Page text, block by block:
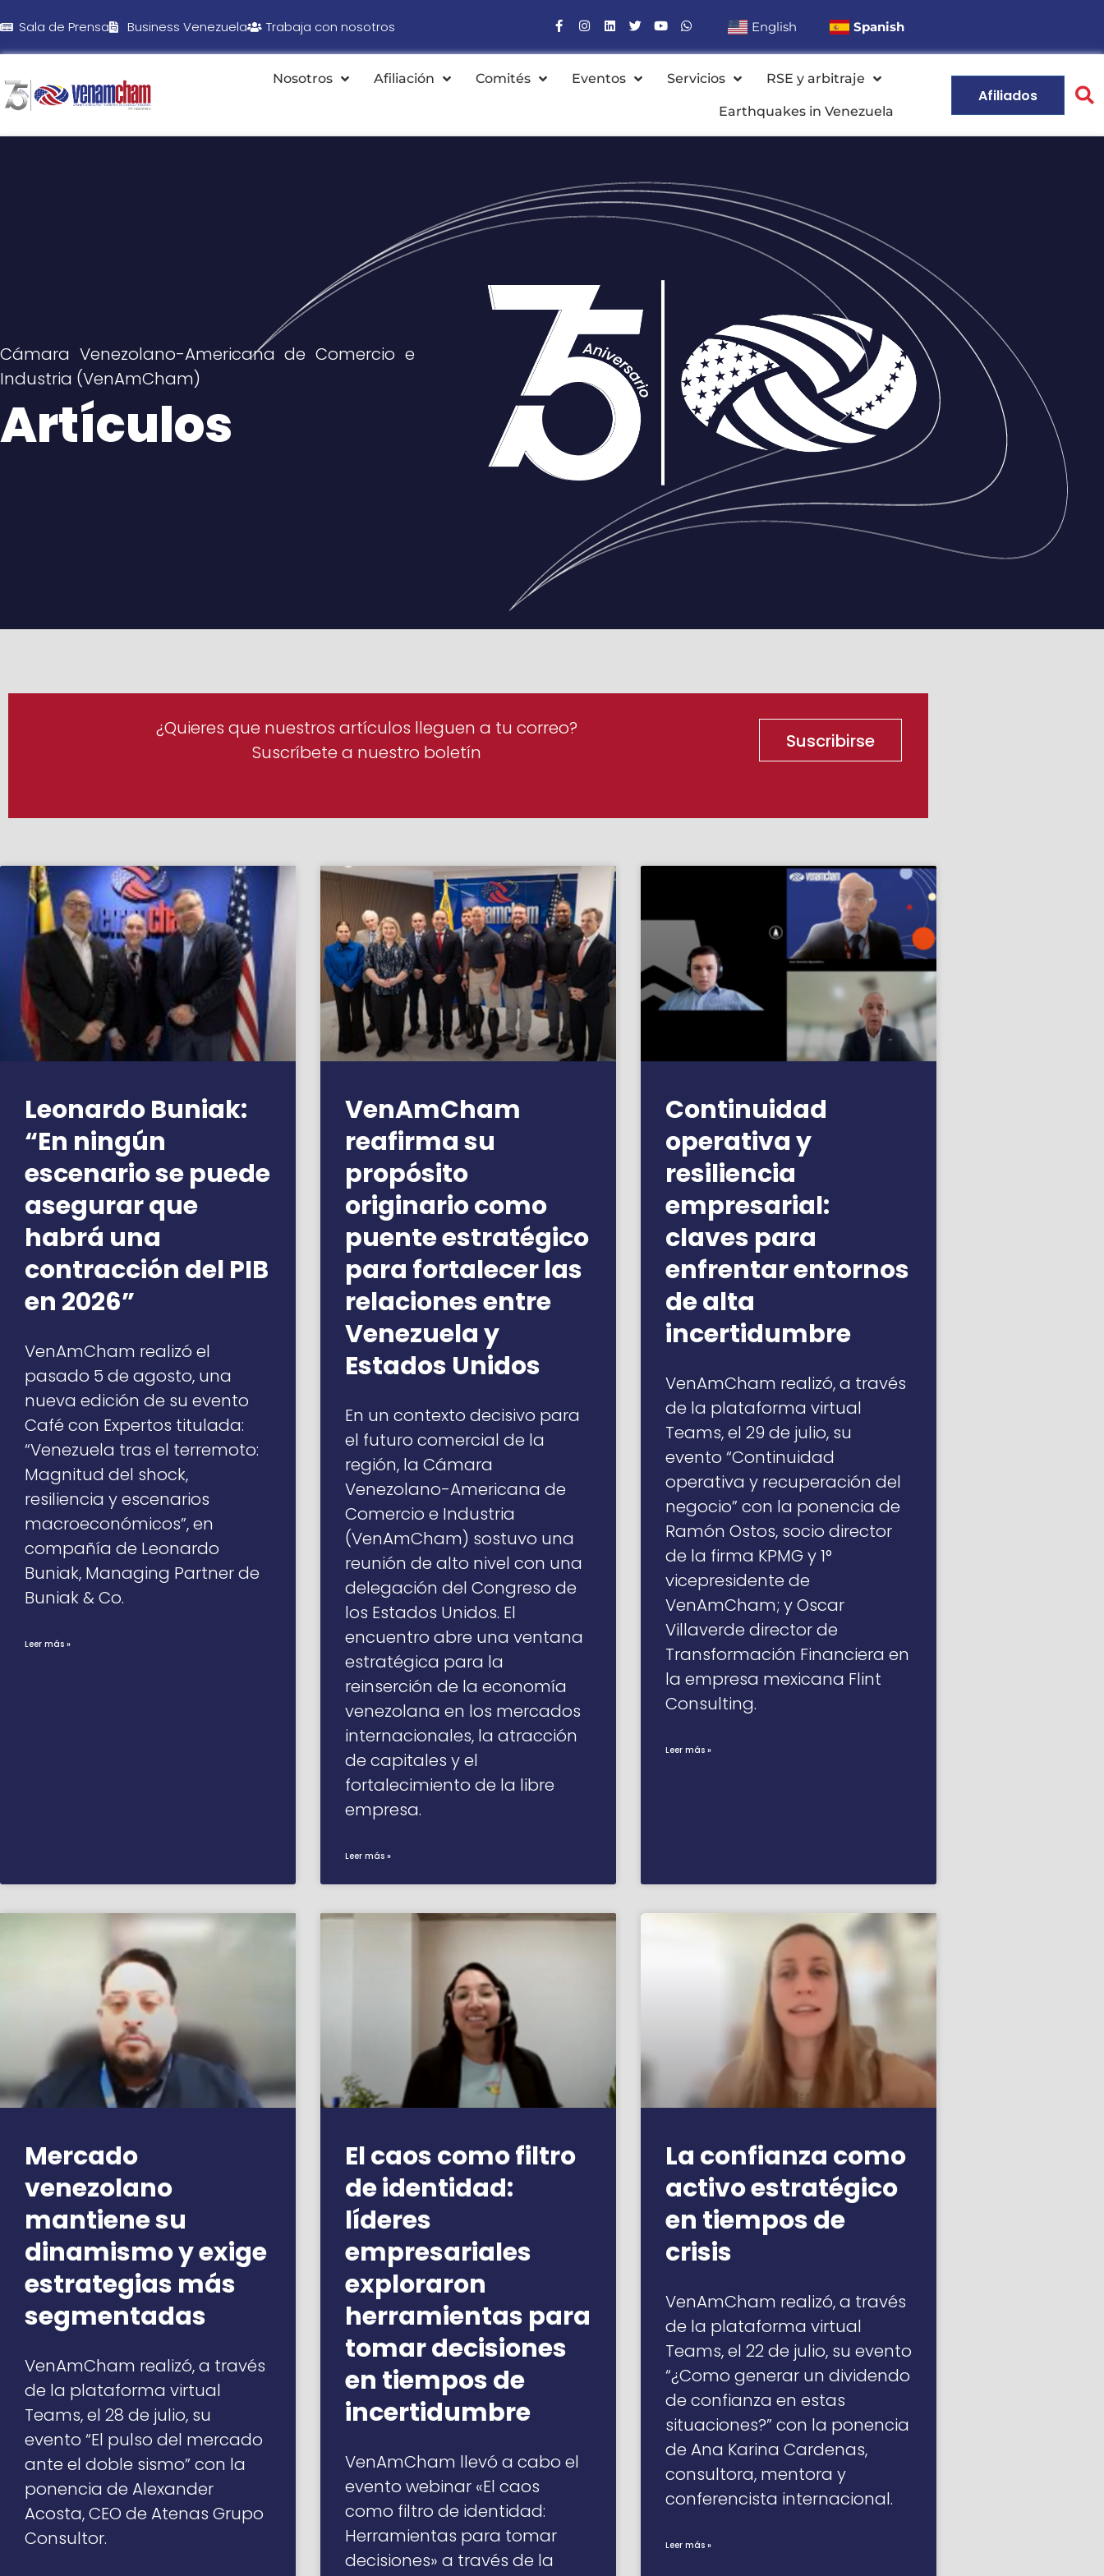
Sala de Prensa Business Venezuela Trabaja con nosotros English Spanish
Nosotros Afiliación Comités Eventos Servicios RSE y arbitraje
Earthquakes in Venezuela
Afiliados
Cámara Venezolano-Americana de Comercio e
Industria (VenAmCham)
Artículos
¿Quieres que nuestros artículos lleguen a tu correo?
Suscríbete a nuestro boletín
Suscribirse
Leonardo Buniak:
“En ningún
escenario se puede
asegurar que
habrá una
contracción del PIB
en 2026”
VenAmCham realizó el
pasado 5 de agosto, una
nueva edición de su evento
Café con Expertos titulada:
“Venezuela tras el terremoto:
Magnitud del shock,
resiliencia y escenarios
macroeconómicos”, en
compañía de Leonardo
Buniak, Managing Partner de
Buniak & Co.
Leer más »
VenAmCham
reafirma su
propósito
originario como
puente estratégico
para fortalecer las
relaciones entre
Venezuela y
Estados Unidos
En un contexto decisivo para
el futuro comercial de la
región, la Cámara
Venezolano-Americana de
Comercio e Industria
(VenAmCham) sostuvo una
reunión de alto nivel con una
delegación del Congreso de
los Estados Unidos. El
encuentro abre una ventana
estratégica para la
reinserción de la economía
venezolana en los mercados
internacionales, la atracción
de capitales y el
fortalecimiento de la libre
empresa.
Leer más »
Continuidad
operativa y
resiliencia
empresarial:
claves para
enfrentar entornos
de alta
incertidumbre
VenAmCham realizó, a través
de la plataforma virtual
Teams, el 29 de julio, su
evento “Continuidad
operativa y recuperación del
negocio” con la ponencia de
Ramón Ostos, socio director
de la firma KPMG y 1°
vicepresidente de
VenAmCham; y Oscar
Villaverde director de
Transformación Financiera en
la empresa mexicana Flint
Consulting.
Leer más »
Mercado
venezolano
mantiene su
dinamismo y exige
estrategias más
segmentadas
VenAmCham realizó, a través
de la plataforma virtual
Teams, el 28 de julio, su
evento “El pulso del mercado
ante el doble sismo” con la
ponencia de Alexander
Acosta, CEO de Atenas Grupo
Consultor.
El caos como filtro
de identidad:
líderes
empresariales
exploraron
herramientas para
tomar decisiones
en tiempos de
incertidumbre
VenAmCham llevó a cabo el
evento webinar «El caos
como filtro de identidad:
Herramientas para tomar
decisiones» a través de la
La confianza como
activo estratégico
en tiempos de
crisis
VenAmCham realizó, a través
de la plataforma virtual
Teams, el 22 de julio, su evento
“¿Como generar un dividendo
de confianza en estas
situaciones?” con la ponencia
de Ana Karina Cardenas,
consultora, mentora y
conferencista internacional.
Leer más »